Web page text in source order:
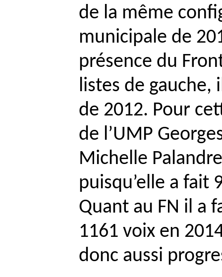
de la même
municipale de
présence du
listes de gauche,
de 2012. Pour
de l’UMP
Michelle
puisqu’elle a fait
Quant au FN il a
1161 voix en
donc aussi